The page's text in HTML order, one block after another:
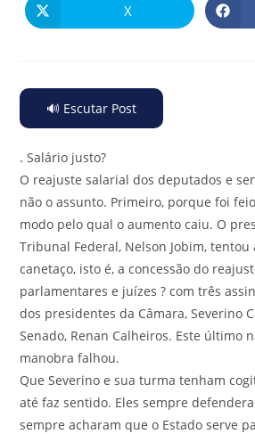
X
🔊 Escutar Post
. Salário justo?
O reajuste salarial dos deputados e
não o assunto. Primeiro, porque foi
modo pelo qual o aumento caiu. O
Tribunal Federal, Nelson Jobim,
canetaço, isto é, a concessão do
parlamentares e juízes ? com três
dos presidentes da Câmara, Severino
Senado, Renan Calheiros. Este último
manobra falhou.
Que Severino e sua turma tenham
até faz sentido. Eles sempre
sempre acharam que o Estado serve